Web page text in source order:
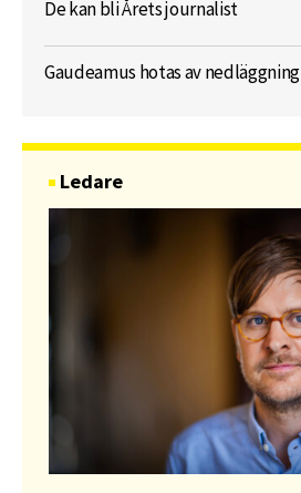
De kan bli Årets journalist
Gaudeamus hotas av nedläggning
Ledare